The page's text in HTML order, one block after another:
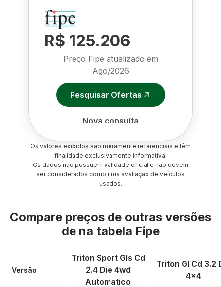
R$ 125.206
Preço Fipe atualizado em
Ago/2026
Pesquisar Ofertas
Nova consulta
Os valores exibidos são meramente referenciais e têm
finalidade exclusivamente informativa.
Os dados não possuem validade oficial e não devem
ser considerados como uma avaliação de veículos
usados.
Compare preços de outras versões
de na tabela Fipe
Versão
Triton Sport Gls Cd
2.4 Die 4wd
Automatico
Triton Gl Cd 3.2
4x4